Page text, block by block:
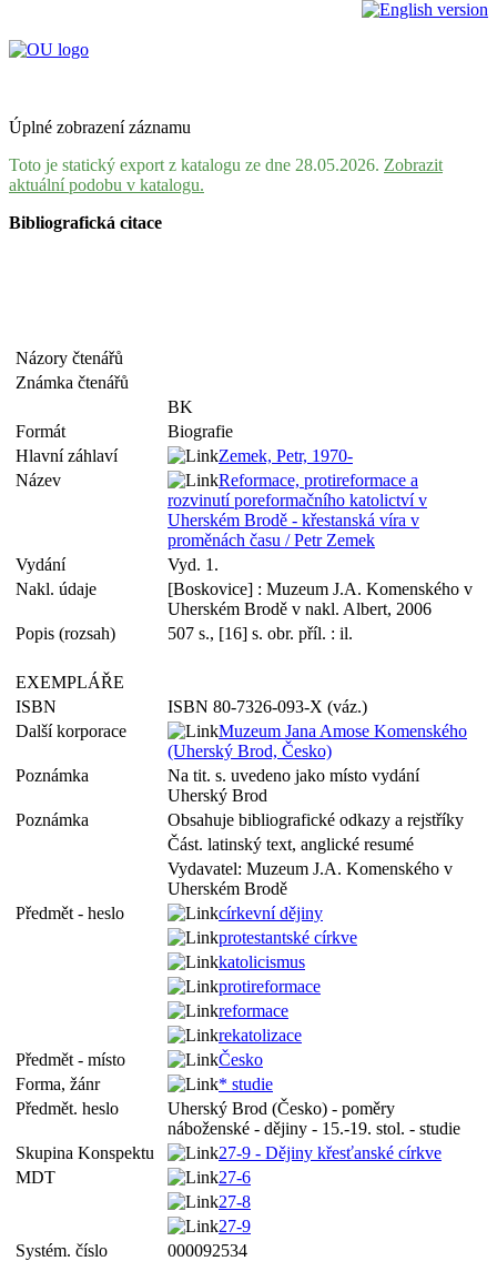
Úplné zobrazení záznamu
Toto je statický export z katalogu ze dne 28.05.2026. Zobrazit
aktuální podobu v katalogu.
Bibliografická citace
Názory čtenářů
Známka čtenářů
BK
Formát
Biografie
Hlavní záhlaví
Zemek, Petr, 1970-
Název
Reformace, protireformace a
rozvinutí poreformačního katolictví v
Uherském Brodě - křestanská víra v
proměnách času / Petr Zemek
Vydání
Vyd. 1.
Nakl. údaje
[Boskovice] : Muzeum J.A. Komenského v
Uherském Brodě v nakl. Albert, 2006
Popis (rozsah)
507 s., [16] s. obr. příl. : il.
EXEMPLÁŘE
ISBN
ISBN 80-7326-093-X (váz.)
Další korporace
Muzeum Jana Amose Komenského
(Uherský Brod, Česko)
Poznámka
Na tit. s. uvedeno jako místo vydání
Uherský Brod
Poznámka
Obsahuje bibliografické odkazy a rejstříky
Část. latinský text, anglické resumé
Vydavatel: Muzeum J.A. Komenského v
Uherském Brodě
Předmět - heslo
církevní dějiny
protestantské církve
katolicismus
protireformace
reformace
rekatolizace
Předmět - místo
Česko
Forma, žánr
* studie
Předmět. heslo
Uherský Brod (Česko) - poměry
náboženské - dějiny - 15.-19. stol. - studie
Skupina Konspektu
27-9 - Dějiny křesťanské církve
MDT
27-6
27-8
27-9
Systém. číslo
000092534